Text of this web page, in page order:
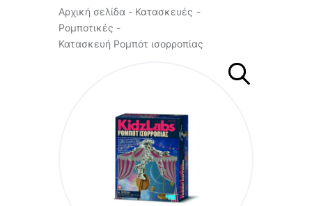
Αρχική σελίδα
Κατασκευές
Ρομποτικές
Κατασκευή Ρομπότ ισορροπίας